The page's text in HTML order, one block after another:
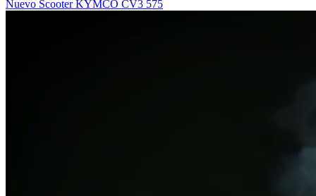
Nuevo Scooter KYMCO CV3 575